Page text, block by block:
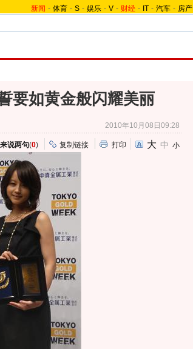
新闻 - 体育 - S - 娱乐 - V - 财经 - IT - 汽车 - 房产
要如黄金般闪耀美丽
2010年10月08日09:28
说两句(0) 复制链接 打印 大 中 小